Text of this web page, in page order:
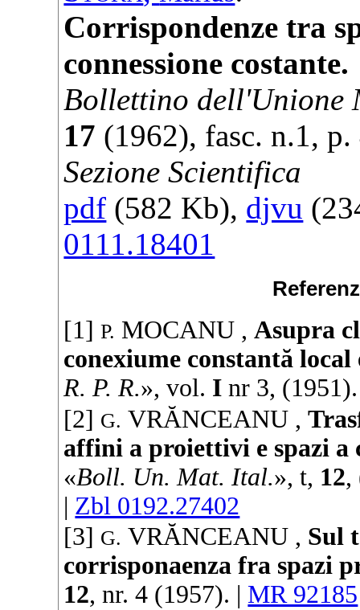
Corrispondenze tra
connessione costante.
Bollettino dell'Unione
17 (1962), fasc. n.1, p.
Sezione Scientifica
pdf (582 Kb), djvu
0111.18401
[1]P. MOCANU ,Asupra
conexiume constantă local
R. P. R.», vol. I nr 3, (1951).
[2] G. VRĂNCEANU ,
affini a proiettivi e spazi a
«Boll. Un. Mat. Ital.», t, 12,
| Zbl 0192.27402
[3] G. VRĂNCEANU , Sul
corrisponaenza fra spazi
12, nr. 4 (1957). | MR 92185